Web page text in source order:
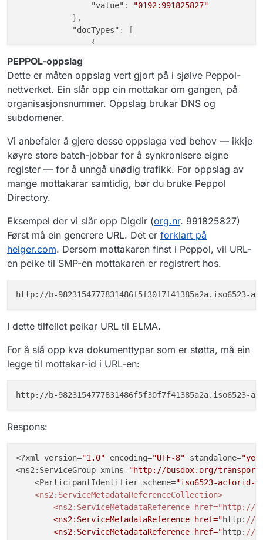
"value" :
"0192:991825827"
} ,
"docTypes" :
[
{
},
{
"scheme" : "busdox-docid-qns"
{
"scheme": "busdox-docid-qns"
"value" :
,
{
"value":
}
{
"scheme": "busdox-docid-qns",
"value":
{
},
"scheme": "busdox-docid-qns",
"value"
"scheme" : "busdox-docid-qns",
"value":
}
{
"scheme": "busdox-docid-qns"
"value":
},
{
PEPPOL-oppslag
Dette er måten oppslag vert gjort på i sjølve Peppol-
nettverket. Ein slår opp ein mottakar om gangen, på
organisasjonsnummer. Oppslag brukar DNS og
subdomener.
Vi anbefaler å gjere desse oppslaga ved behov — ikkje
køyre store batch-jobbar for å synkronisere eigne
register — for å unngå unødig trafikk. For oppslag av
mange mottakarar samtidig, bør du bruke Peppol
Directory.
Eksempel der vi slår opp Digdir (org.nr. 991825827)
Først må ein generere URL. Det er forklart på
helger.com. Dersom mottakaren finst i Peppol, vil URL-
en peike til SMP-en mottakaren er registrert hos.
I dette tilfellet peikar URL til ELMA.
For å slå opp kva dokumenttypar som er støtta, må ein
legge til mottakar-id i URL-en:
Respons:
<?xml version="1.0" encoding="UTF-8" standalone=
<ns2:ServiceGroup xmlns="http://busdox.org/
    <ParticipantIdentifier scheme=
"iso6523-actorid-
    <ns2:ServiceMetadataReferenceCollection>
        <ns2:ServiceMetadataReference href="http:/
/
        <ns2:ServiceMetadataReference href="
http: //
        <ns2:ServiceMetadataReference href="
http: //